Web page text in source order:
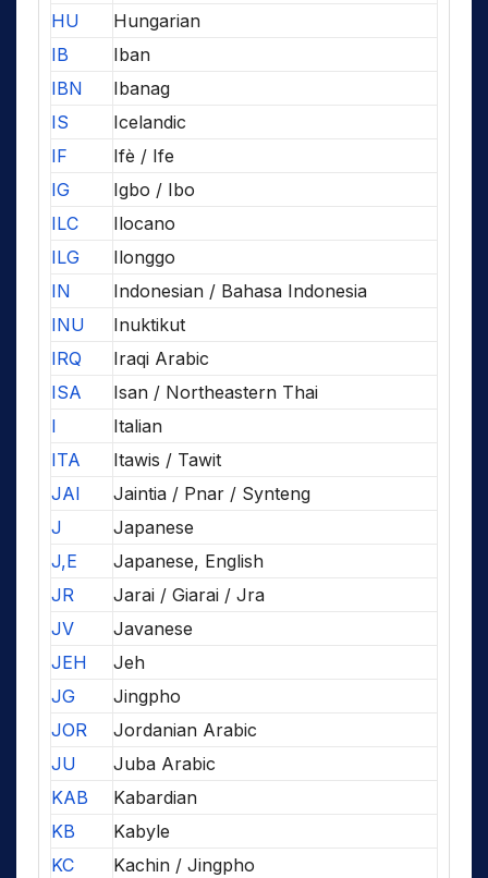
HU
Hungarian
IB
Iban
IBN
Ibanag
IS
Icelandic
IF
Ifè / Ife
IG
Igbo / Ibo
ILC
Ilocano
ILG
Ilonggo
IN
Indonesian / Bahasa Indonesia
INU
Inuktikut
IRQ
Iraqi Arabic
ISA
Isan / Northeastern Thai
I
Italian
ITA
Itawis / Tawit
JAI
Jaintia / Pnar / Synteng
J
Japanese
J,E
Japanese, English
JR
Jarai / Giarai / Jra
JV
Javanese
JEH
Jeh
JG
Jingpho
JOR
Jordanian Arabic
JU
Juba Arabic
KAB
Kabardian
KB
Kabyle
KC
Kachin / Jingpho